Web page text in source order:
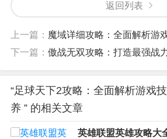
返回列表
上一篇： 魔域详细攻略：全面解析游戏技巧
下一篇： 傲战无双攻略：打造最强战
“足球天下2攻略：全面解析游戏
养 ” 的相关文章
英雄联盟英雄攻略大